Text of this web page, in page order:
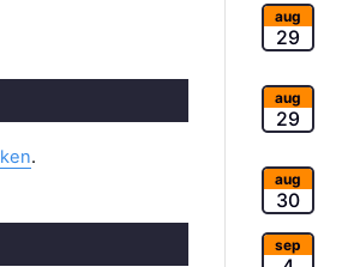
.
aug
29
aug
29
aug
30
sep